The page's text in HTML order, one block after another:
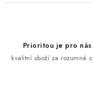
Prioritou je pro nás
kvalitní zboží za rozumné